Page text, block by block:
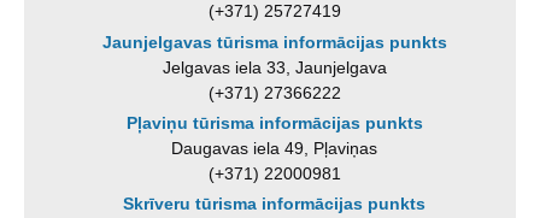
(+371) 25727419
Jaunjelgavas tūrisma informācijas punkts
Jelgavas iela 33, Jaunjelgava
(+371) 27366222
Pļaviņu tūrisma informācijas punkts
Daugavas iela 49, Pļaviņas
(+371) 22000981
Skrīveru tūrisma informācijas punkts